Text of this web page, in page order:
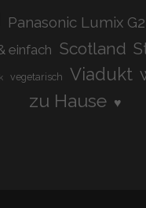
Panasonic Lumix G2
einfach Scotland
vegetarisch Viadukt
zu Hause ♥